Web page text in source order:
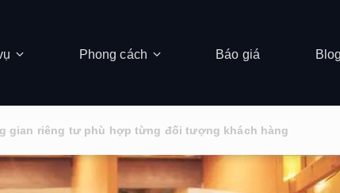
Phong cách Báo giá
gian riêng tư phù hợp từng đối tượng khách hàng